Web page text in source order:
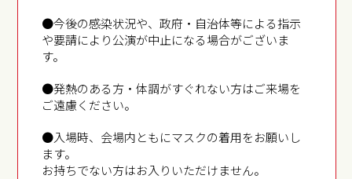
●今後の感染状況や、政府・自治体等による指示
や要請により公演が中止になる場合がございま
す。
●発熱のある方・体調がすぐれない方はご来場を
ご遠慮ください。
●入場時、会場内ともにマスクの着用をお願いし
ます。
お持ちでない方はお入りいただけません。